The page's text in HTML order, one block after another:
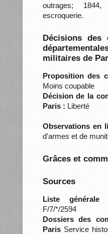
outrages;
escroquerie.
Décisions des
militaires de
Proposition des
Moins coupable
Décision de la
Paris : Liberté
Observations en
d'armes et de
Grâces et
Sources
Liste générale
F/7/*/2594
Dossiers des
ParisService